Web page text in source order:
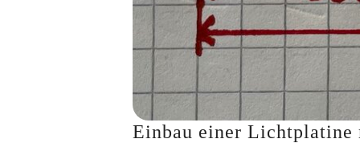
Einbau einer Lichtplatine